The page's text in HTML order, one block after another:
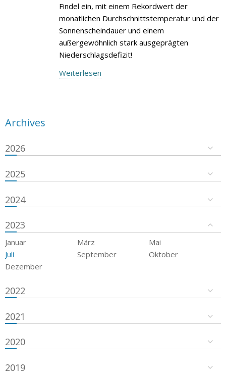
Findel ein, mit einem Rekordwert der
monatlichen Durchschnittstemperatur und der
Sonnenscheindauer und einem
außergewöhnlich stark ausgeprägten
Niederschlagsdefizit!
Weiterlesen
Archives
2026
2025
2024
2023
Januar März
Mai
Juli
September
Oktober
Dezember
2022
2021
2020
2019